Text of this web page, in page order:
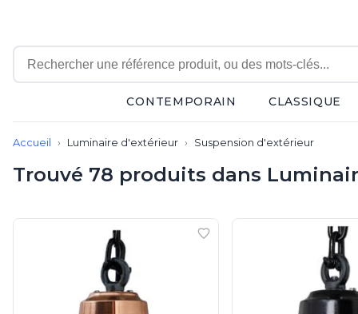
CONTEMPORAIN CLASSIQUE
Applique
Balisage
Eclairage tableau
Lampe de bureau
Accueil Luminaire d'extérieur Suspension d'extérieur
Trouvé 78 produits dans
Tous nos produits de la gamme